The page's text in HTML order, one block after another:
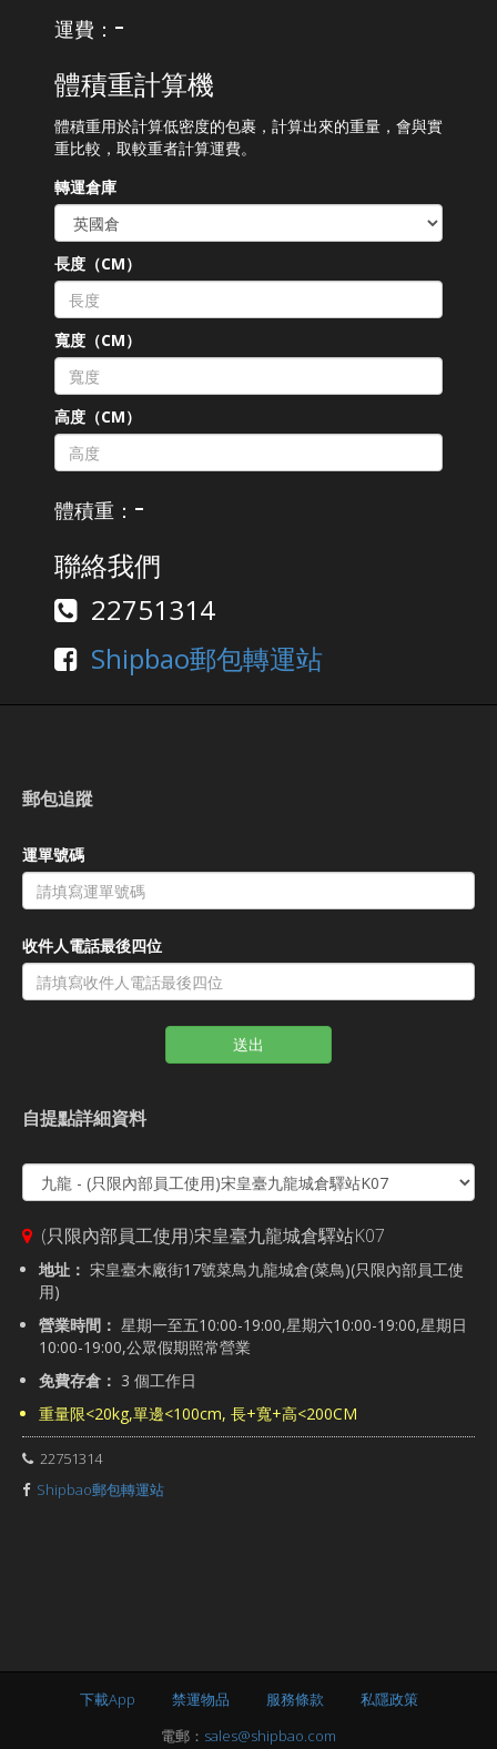
運費： -
體積重計算機
體積重用於計算低密度的包裹，計算出來的重量，會與實
重比較，取較重者計算運費。
轉運倉庫
長度（CM）
寬度（CM）
高度（CM）
體積重： -
聯絡我們
22751314
Shipbao郵包轉運站
郵包追蹤
運單號碼
收件人電話最後四位
送出
自提點詳細資料
(只限內部員工使用)宋皇臺九龍城倉驛站K07
地址： 宋皇臺木廠街17號菜鳥九龍城倉(菜鳥)(只限內部員工使
用)
營業時間： 星期一至五10:00-19:00,星期六10:00-19:00,星期日
10:00-19:00,公眾假期照常營業
免費存倉： 3 個工作日
重量限<20kg,單邊<100cm, 長+寬+高<200CM
22751314
Shipbao郵包轉運站
下載App 禁運物品 服務條款
私隱政策
電郵： sales@shipbao.com